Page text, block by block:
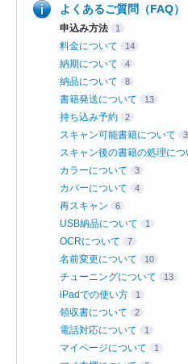
よくあるご質問（FAQ）
申込み方法 1
料金について 14
納期について 4
納品について 8
書籍発送について 13
持ち込み予約 2
スキャン可能書籍について
スキャン後の書籍の処理につ
カラーについて 3
カバーについて 4
再スキャン 6
USB納品について 1
OCRについて 7
名前変更について 10
チューニングについて 13
iPadでの使い方 1
領収書について 2
電話対応について 1
マイページについて 1